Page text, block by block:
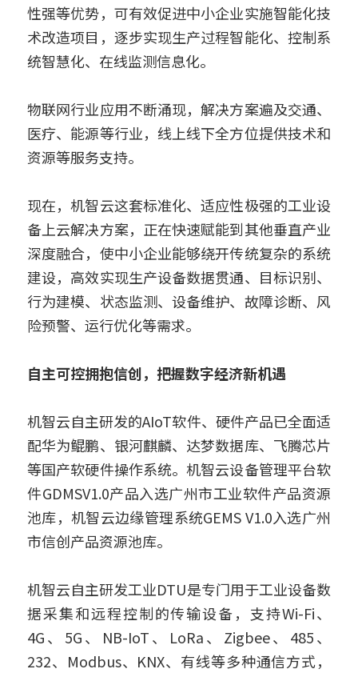
性强等优势，可有效促进中小企业实施智能化技
术改造项目，逐步实现生产过程智能化、控制系
统智慧化、在线监测信息化。
物联网行业应用不断涌现，解决方案遍及交通、
医疗、能源等行业，线上线下全方位提供技术和
资源等服务支持。
现在，机智云这套标准化、适应性极强的工业设
备上云解决方案，正在快速赋能到其他垂直产业
深度融合，使中小企业能够绕开传统复杂的系统
建设，高效实现生产设备数据贯通、目标识别、
行为建模、状态监测、设备维护、故障诊断、风
险预警、运行优化等需求。
自主可控拥抱信创，把握数字经济新机遇
机智云自主研发的AIoT软件、硬件产品已全面适
配华为鲲鹏、银河麒麟、达梦数据库、飞腾芯片
等国产软硬件操作系统。机智云设备管理平台软
件GDMSV1.0产品入选广州市工业软件产品资源
池库，机智云边缘管理系统GEMS V1.0入选广州
市信创产品资源池库。
机智云自主研发工业DTU是专门用于工业设备数
据采集和远程控制的传输设备，支持Wi-Fi、
4G、5G、NB-IoT、LoRa、Zigbee、485、
232、Modbus、KNX、有线等多种通信方式，